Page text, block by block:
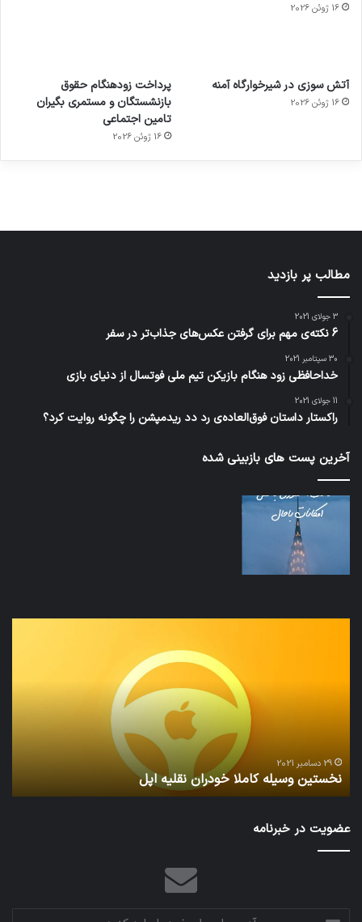
16 ژوئن 2026
آتش سوزی در شیرخوارگاه آمنه
16 ژوئن 2026
پرداخت زودهنگام حقوق
بازنشستگان و مستمری بگیران
تامین اجتماعی
16 ژوئن 2026
برای
کشف
توسط
مجازی
…
ساعت
هوشمند
با طعم
توسط
ژاکت
در
های
2023
توسط
مطالب پر بازدید
3 جولای 2021
6 نکته‌ی مهم برای گرفتن عکس‌های جذاب‌تر در سفر
30 سپتامبر 2021
خداحافظی زود هنگام بازیکن تیم ملی فوتسال از دنیای بازی
11 جولای 2021
راکستار داستان فوق‌العاده‌ی رد دد ریدمپشن را چگونه روایت کرد؟
آخرین پست های بازبینی شده
29 دسامبر 2021
نخستین وسیله کاملا خودران نقلیه اپل
عضویت در خبرنامه
آدرس